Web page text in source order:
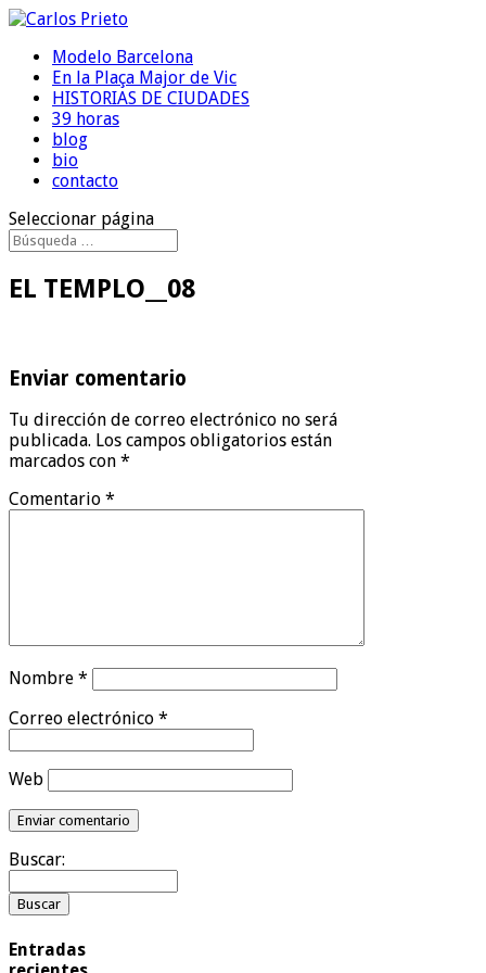
Modelo Barcelona
En la Plaça Major de Vic
HISTORIAS DE CIUDADES
39 horas
blog
bio
contacto
Seleccionar página
EL TEMPLO__08
Enviar comentario
Tu dirección de correo electrónico no será
publicada. Los campos obligatorios están
marcados con *
Comentario *
Nombre *
Correo electrónico *
Web
Buscar:
Entradas